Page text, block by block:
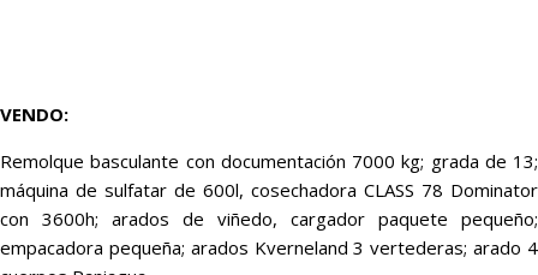
VENDO:
Remolque basculante con documentación 7000 kg; grada de 13;
máquina de sulfatar de 600l, cosechadora CLASS 78 Dominator
con 3600h; arados de viñedo, cargador paquete pequeño;
empacadora pequeña; arados Kverneland 3 vertederas; arado 4